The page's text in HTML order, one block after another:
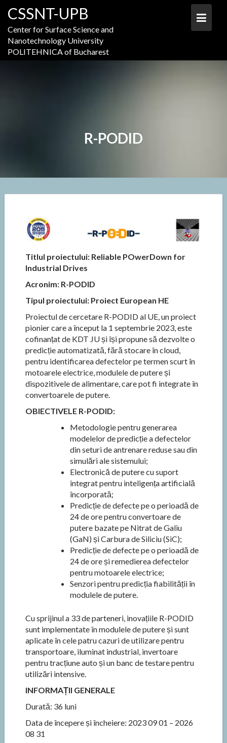
content
CSSNT-UPB
Center for Surface Science and
Nanotechnology University
POLITEHNICA of Bucharest
R-PODID
Titlul proiectului: Reliable POwerDown for
Industrial Drives
Acronim: R-PODID
Tipul proiectului: Proiect European HE
Proiectul de cercetare R-PODID al UE, un proiect
pionier care a început la 1 septembrie 2023, este
cofinanțat de KDT JU și își propune să dezvolte o
predicție automatizată, fără stocare în cloud,
pentru identificarea defectelor pe termen scurt în
motoarele electrice, modulele de putere și
dispozitivele de alimentare, care pot fi integrate în
convertoarele de putere.
OBIECTIVELE R-PODID:
Metodologie pentru generarea
modelelor de predicție a defectelor
din seturi de antrenare reduse sau din
simulări ale sistemului;
Electronică de putere cu suport
integrat pentru inteligența artificială
încorporată;
Predicție de defecte pe o perioadă de
24 de ore pentru convertoare de
putere bazate pe Nitrat de Galiu
(GaN) și Carbura de Siliciu (SiC);
Predicție de defecte pe o perioadă de
24 de ore și remedierea defectelor
pentru motoarele electrice;
Senzori pentru predicția fiabilității în
modulele de putere.
Cu sprijinul a 33 de parteneri, inovațiile R-PODID
sunt implementate în modulele de putere și sunt
aplicate în cele patru cazuri de utilizare pentru
transportoare, iluminat industrial, invertoare
pentru tracțiune auto și un banc de testare pentru
utilizări intensive.
INFORMAȚII GENERALE
Durată: 36 luni
Data de începere și încheiere: 2023 09 01 – 2026
08 31